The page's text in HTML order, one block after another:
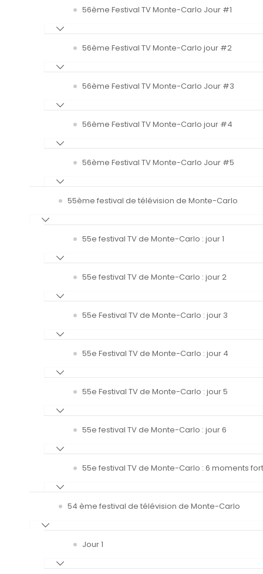
56ème Festival TV Monte-Carlo Jour #1
56ème Festival TV Monte-Carlo jour #2
56ème Festival TV Monte-Carlo Jour #3
56ème Festival TV Monte-Carlo jour #4
56ème Festival TV Monte-Carlo Jour #5
55ème festival de télévision de Monte-Carlo
55e festival TV de Monte-Carlo : jour 1
55e festival TV de Monte-Carlo : jour 2
55e Festival TV de Monte-Carlo : jour 3
55e Festival TV de Monte-Carlo : jour 4
55e Festival TV de Monte-Carlo : jour 5
55e festival TV de Monte-Carlo : jour 6
55e festival TV de Monte-Carlo : 6 moments
54 ème festival de télévision de Monte-Carlo
Jour 1